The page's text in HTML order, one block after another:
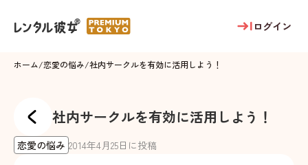
ログイン
ホーム/恋愛の悩み/社内サークルを有効に活用しよう！
社内サークルを有効に活用しよう！
恋愛の悩み 2014年4月25日に投稿